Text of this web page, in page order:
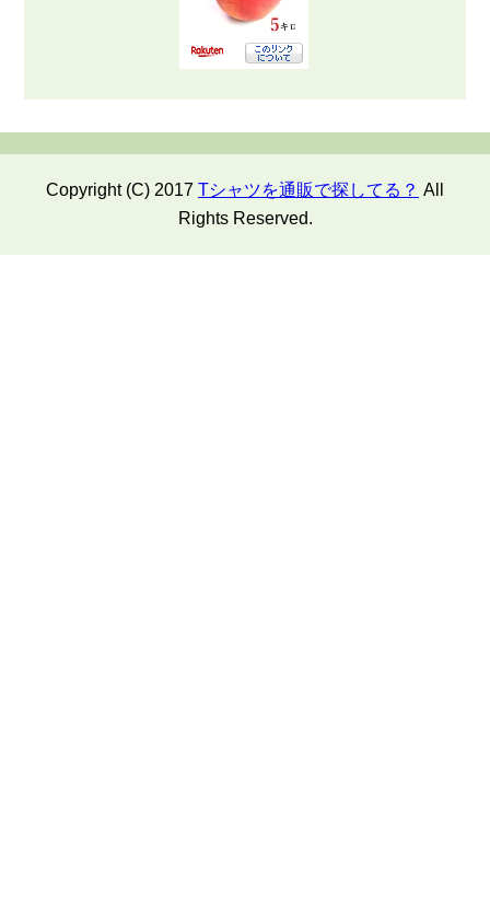
Copyright (C) 2017 Tシャツを通販で探してる？ All
Rights Reserved.